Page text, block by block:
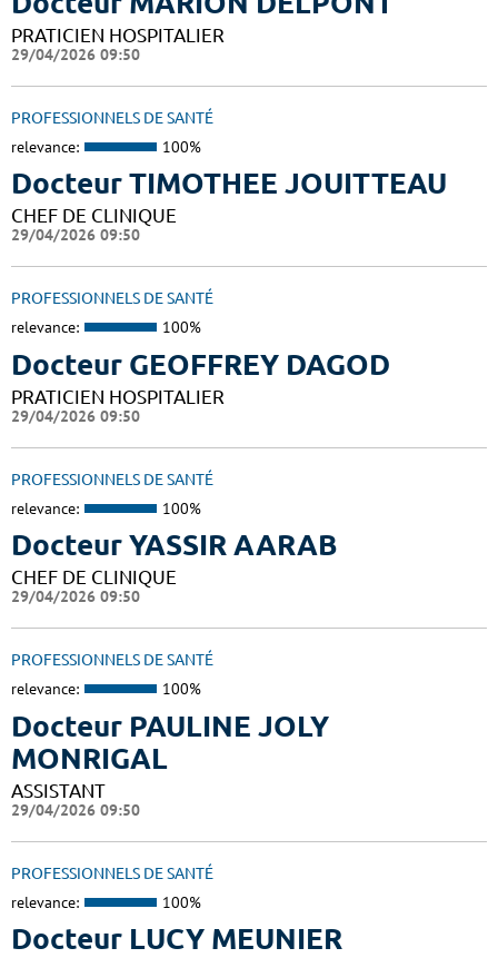
PRATICIEN HOSPITALIER
29/04/2026 09:50
PROFESSIONNELS DE SANTÉ
relevance: 100%
Docteur TIMOTHEE JOUITTEAU
CHEF DE CLINIQUE
29/04/2026 09:50
PROFESSIONNELS DE SANTÉ
relevance: 100%
Docteur GEOFFREY DAGOD
PRATICIEN HOSPITALIER
29/04/2026 09:50
PROFESSIONNELS DE SANTÉ
relevance: 100%
Docteur YASSIR AARAB
CHEF DE CLINIQUE
29/04/2026 09:50
PROFESSIONNELS DE SANTÉ
relevance: 100%
Docteur PAULINE JOLY
MONRIGAL
ASSISTANT
29/04/2026 09:50
PROFESSIONNELS DE SANTÉ
relevance: 100%
Docteur LUCY MEUNIER